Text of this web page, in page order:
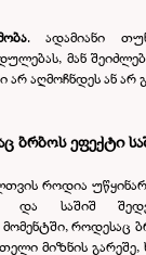
. ადამიანი
მან
აღმოჩნდეს ან არ
ბრბოს ეფექტი
როდია
და საშიშ
როდესაც
მიზნის